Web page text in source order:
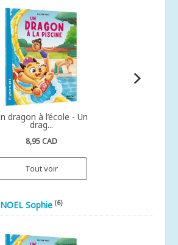
dragon à l’école - Un
drag...
8,95 CAD
Tout voir
NOEL Sophie (6)